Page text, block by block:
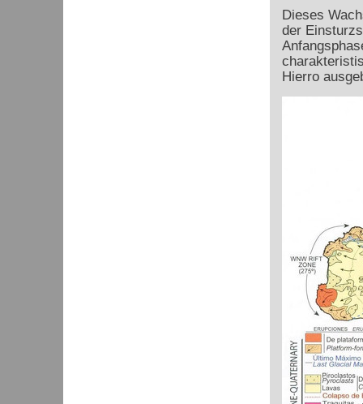
Dieses
der
Hierro